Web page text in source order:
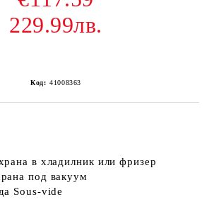
229.99лв.
Код: 41008363
в хладилник или фризер
под вакуум
Sous-vide